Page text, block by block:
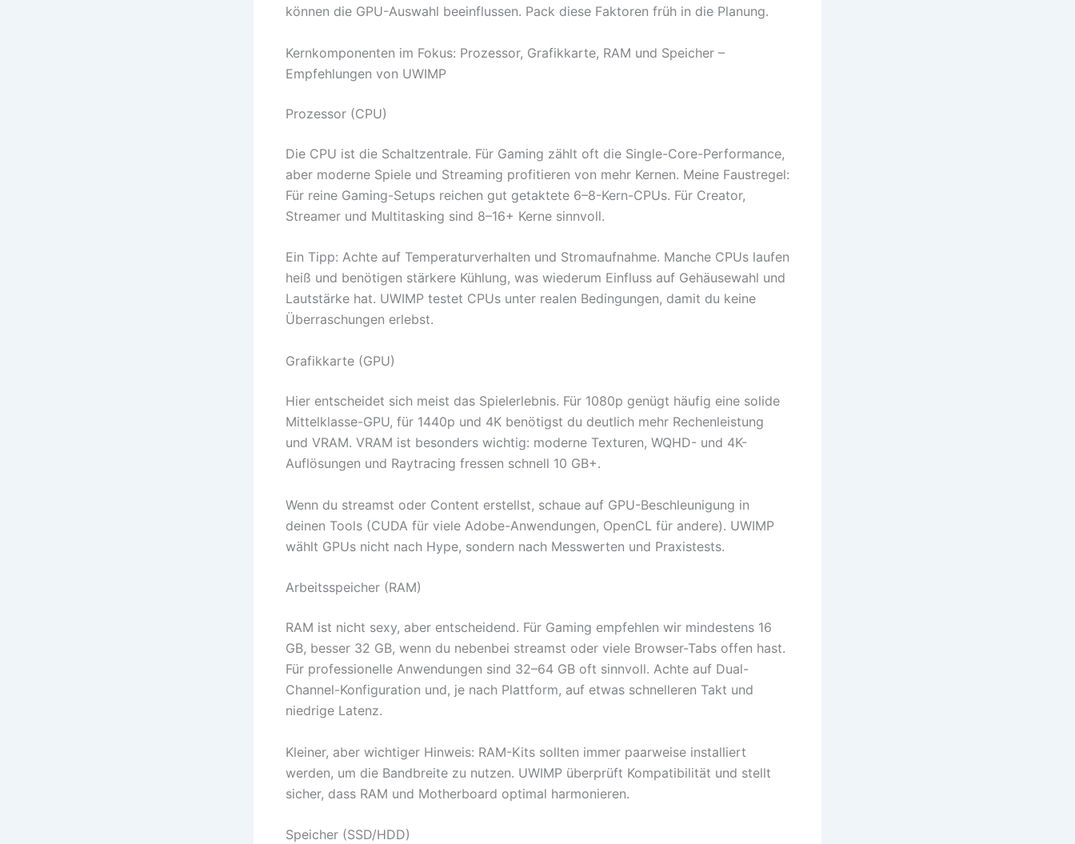
können die GPU-Auswahl beeinflussen. Pack diese Faktoren früh in die Planung.
Kernkomponenten im Fokus: Prozessor, Grafikkarte, RAM und Speicher –
Empfehlungen von UWIMP
Prozessor (CPU)
Die CPU ist die Schaltzentrale. Für Gaming zählt oft die Single-Core-Performance,
aber moderne Spiele und Streaming profitieren von mehr Kernen. Meine Faustregel:
Für reine Gaming-Setups reichen gut getaktete 6–8-Kern-CPUs. Für Creator,
Streamer und Multitasking sind 8–16+ Kerne sinnvoll.
Ein Tipp: Achte auf Temperaturverhalten und Stromaufnahme. Manche CPUs laufen
heiß und benötigen stärkere Kühlung, was wiederum Einfluss auf Gehäusewahl und
Lautstärke hat. UWIMP testet CPUs unter realen Bedingungen, damit du keine
Überraschungen erlebst.
Grafikkarte (GPU)
Hier entscheidet sich meist das Spielerlebnis. Für 1080p genügt häufig eine solide
Mittelklasse-GPU, für 1440p und 4K benötigst du deutlich mehr Rechenleistung
und VRAM. VRAM ist besonders wichtig: moderne Texturen, WQHD- und 4K-
Auflösungen und Raytracing fressen schnell 10 GB+.
Wenn du streamst oder Content erstellst, schaue auf GPU-Beschleunigung in
deinen Tools (CUDA für viele Adobe-Anwendungen, OpenCL für andere). UWIMP
wählt GPUs nicht nach Hype, sondern nach Messwerten und Praxistests.
Arbeitsspeicher (RAM)
RAM ist nicht sexy, aber entscheidend. Für Gaming empfehlen wir mindestens 16
GB, besser 32 GB, wenn du nebenbei streamst oder viele Browser-Tabs offen hast.
Für professionelle Anwendungen sind 32–64 GB oft sinnvoll. Achte auf Dual-
Channel-Konfiguration und, je nach Plattform, auf etwas schnelleren Takt und
niedrige Latenz.
Kleiner, aber wichtiger Hinweis: RAM-Kits sollten immer paarweise installiert
werden, um die Bandbreite zu nutzen. UWIMP überprüft Kompatibilität und stellt
sicher, dass RAM und Motherboard optimal harmonieren.
Speicher (SSD/HDD)